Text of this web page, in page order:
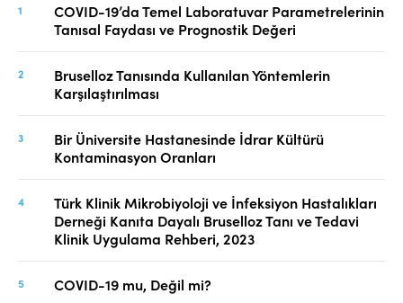
COVID-19’da Temel Laboratuvar Parametrelerinin
Tanısal Faydası ve Prognostik Değeri
Bruselloz Tanısında Kullanılan Yöntemlerin
Karşılaştırılması
Bir Üniversite Hastanesinde İdrar Kültürü
Kontaminasyon Oranları
Türk Klinik Mikrobiyoloji ve İnfeksiyon Hastalıkları
Derneği Kanıta Dayalı Bruselloz Tanı ve Tedavi
Klinik Uygulama Rehberi, 2023
COVID-19 mu, Değil mi?